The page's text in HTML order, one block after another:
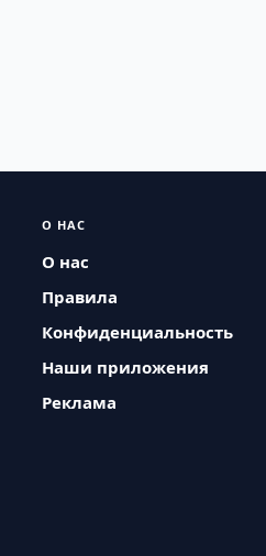
О НАС
О нас
Правила
Конфиденциальность
Наши приложения
Реклама